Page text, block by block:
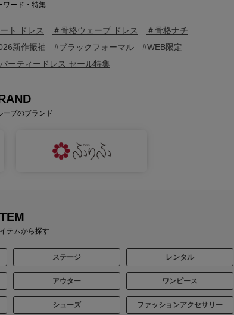
ワード・特集
ト ドレス ＃骨格ウェーブ ドレス
＃骨格ナチ
新作振袖 #ブラックフォーマル
#WEB限定
ーティードレス セール特集
ープのブランド
テムから探す
ステージ レンタル
アウター ワンピース
シューズ ファッションアクセサリー